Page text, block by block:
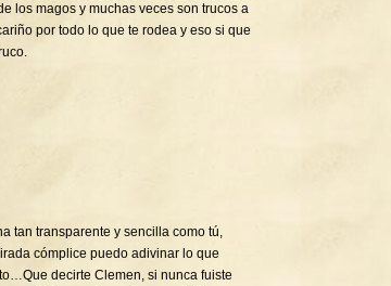
los magos y muchas veces son trucos a
por todo lo que te rodea y eso si que
tan transparente y sencilla como tú,
cómplice puedo adivinar lo que
decirte Clemen, si nunca fuiste